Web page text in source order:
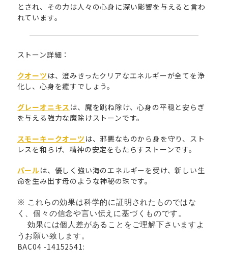
とされ、その力は人々の心身に深い影響を与えると言わ
れています。
ストーン詳細：
クオーツ は、澄みきったクリアなエネルギーが全てを浄
化し、心身を癒すでしょう。
グレーオニキス は、魔を跳ね除け、心身の平穏と安らぎ
を与える強力な魔除けストーンです。
スモーキークオーツ は、邪悪なものから身を守り、スト
レスを和らげ、精神の安定をもたらすストーンです。
パールは、優しく強い海のエネルギーを受け、新しい生
命を生み出す母のような神秘の珠です。
※ これらの効果は科学的に証明されたものではな
く、個々の信念や言い伝えに基づくものです。
効果には個人差があることをご理解下さいますよ
うお願い致します。
BAC04 -14152541: